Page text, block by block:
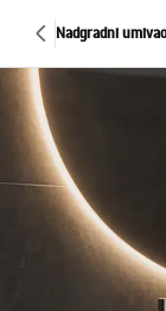
Nadgradni